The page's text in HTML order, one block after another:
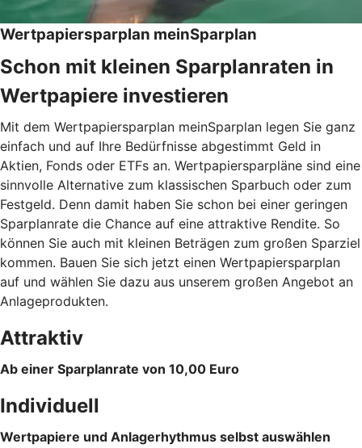
Wertpapiersparplan meinSparplan
Schon mit kleinen Sparplanraten in
Wertpapiere investieren
Mit dem Wertpapiersparplan meinSparplan legen Sie ganz
einfach und auf Ihre Bedürfnisse abgestimmt Geld in
Aktien, Fonds oder ETFs an. Wertpapiersparpläne sind eine
sinnvolle Alternative zum klassischen Sparbuch oder zum
Festgeld. Denn damit haben Sie schon bei einer geringen
Sparplanrate die Chance auf eine attraktive Rendite. So
können Sie auch mit kleinen Beträgen zum großen Sparziel
kommen. Bauen Sie sich jetzt einen Wertpapiersparplan
auf und wählen Sie dazu aus unserem großen Angebot an
Anlageprodukten.
Attraktiv
Ab einer Sparplanrate von 10,00 Euro
Individuell
Wertpapiere und Anlagerhythmus selbst auswählen